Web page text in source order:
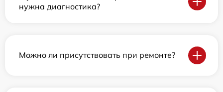
нужна диагностика?
Можно ли присутствовать при ремонте?